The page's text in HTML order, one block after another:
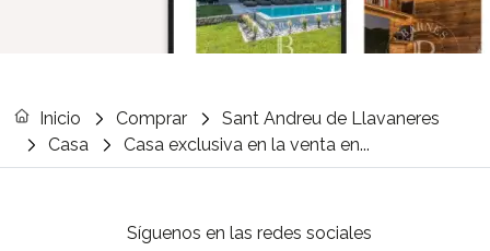
Inicio Comprar
Sant Andreu de Llavaneres
Casa
Casa exclusiva en la venta en...
Síguenos en las redes sociales